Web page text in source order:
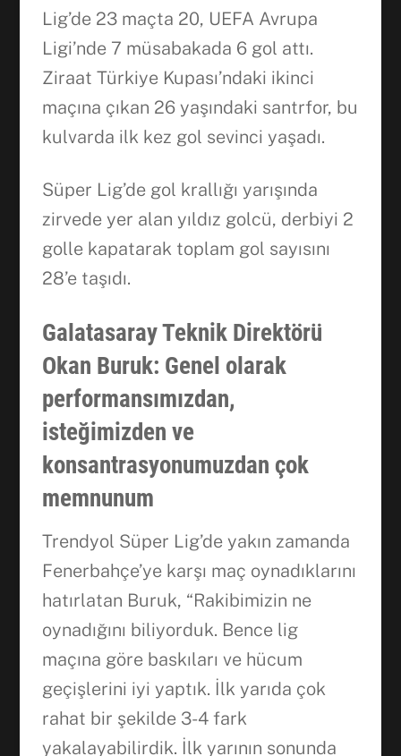
Lig’de 23 maçta 20, UEFA Avrupa
Ligi’nde 7 müsabakada 6 gol attı.
Ziraat Türkiye Kupası’ndaki ikinci
maçına çıkan 26 yaşındaki santrfor, bu
kulvarda ilk kez gol sevinci yaşadı.
Süper Lig’de gol krallığı yarışında
zirvede yer alan yıldız golcü, derbiyi 2
golle kapatarak toplam gol sayısını
28’e taşıdı.
Galatasaray Teknik Direktörü
Okan Buruk: Genel olarak
performansımızdan,
isteğimizden ve
konsantrasyonumuzdan çok
memnunum
Trendyol Süper Lig’de yakın zamanda
Fenerbahçe’ye karşı maç oynadıklarını
hatırlatan Buruk, “Rakibimizin ne
oynadığını biliyorduk. Bence lig
maçına göre baskıları ve hücum
geçişlerini iyi yaptık. İlk yarıda çok
rahat bir şekilde 3-4 fark
yakalayabilirdik. İlk yarının sonunda